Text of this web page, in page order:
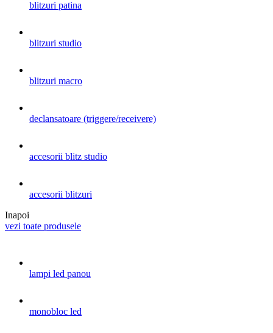
blitzuri patina
blitzuri studio
blitzuri macro
declansatoare (triggere/receivere)
accesorii blitz studio
accesorii blitzuri
Inapoi
vezi toate produsele
lampi led panou
monobloc led